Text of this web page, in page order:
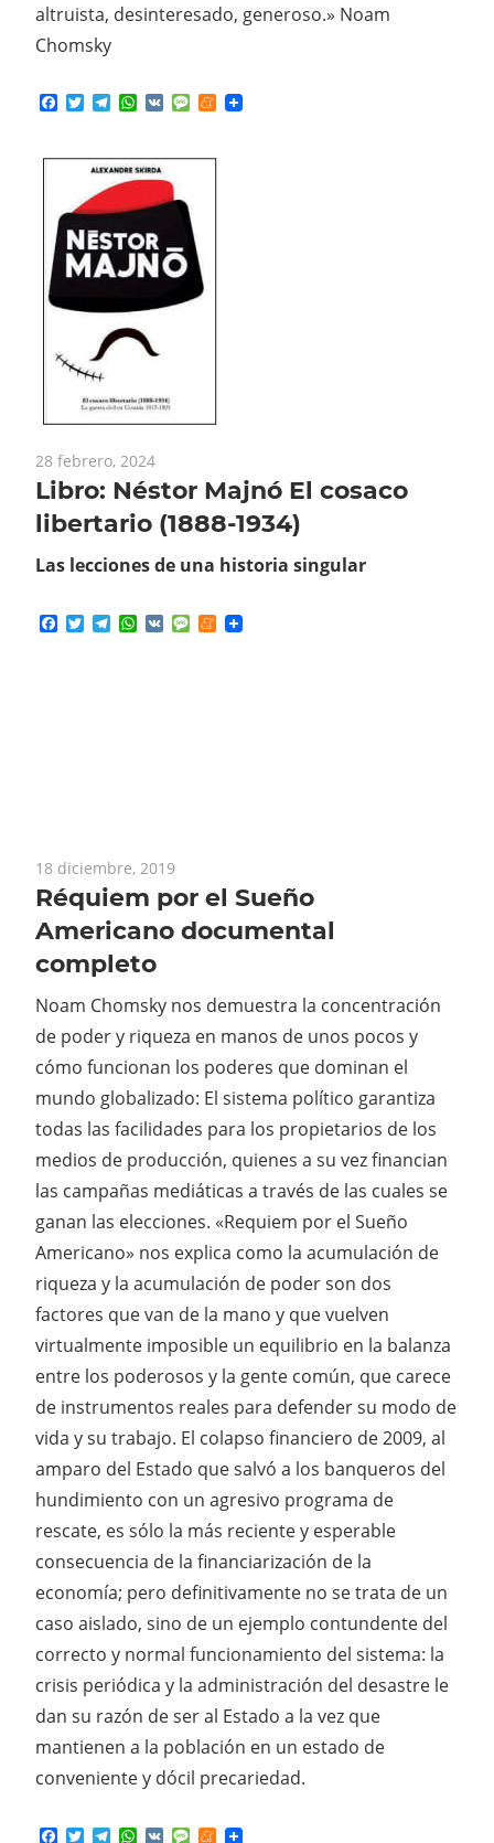
altruista, desinteresado, generoso.» Noam
Chomsky
Facebook
TwitterTelegram
WhatsApp
VK MessageMeneame
28 febrero, 2024
Libro: Néstor Majnó El cosaco
libertario (1888-1934)
Las lecciones de una historia singular
Facebook
TwitterTelegram
WhatsApp
VK MessageMeneame
18 diciembre, 2019
Réquiem por el Sueño
Americano documental
completo
Noam Chomsky nos demuestra la concentración
de poder y riqueza en manos de unos pocos y
cómo funcionan los poderes que dominan el
mundo globalizado: El sistema político garantiza
todas las facilidades para los propietarios de los
medios de producción, quienes a su vez financian
las campañas mediáticas a través de las cuales se
ganan las elecciones. «Requiem por el Sueño
Americano» nos explica como la acumulación de
riqueza y la acumulación de poder son dos
factores que van de la mano y que vuelven
virtualmente imposible un equilibrio en la balanza
entre los poderosos y la gente común, que carece
de instrumentos reales para defender su modo de
vida y su trabajo. El colapso financiero de 2009, al
amparo del Estado que salvó a los banqueros del
hundimiento con un agresivo programa de
rescate, es sólo la más reciente y esperable
consecuencia de la financiarización de la
economía; pero definitivamente no se trata de un
caso aislado, sino de un ejemplo contundente del
correcto y normal funcionamiento del sistema: la
crisis periódica y la administración del desastre le
dan su razón de ser al Estado a la vez que
mantienen a la población en un estado de
conveniente y dócil precariedad.
Facebook
TwitterTelegram
WhatsApp
VK MessageMeneame